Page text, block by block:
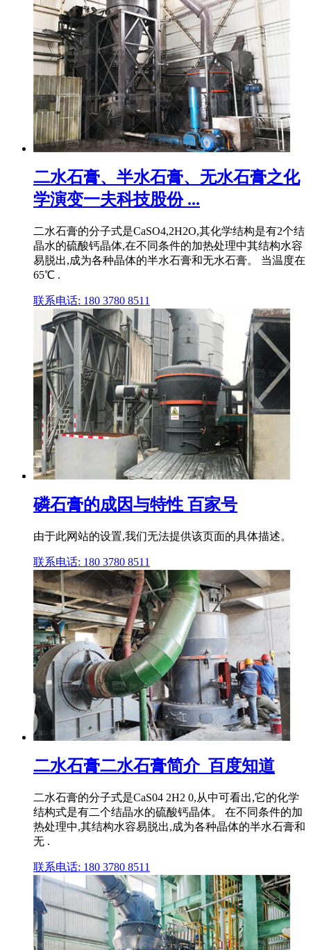
二水石膏、半水石膏、无水石膏之化
学演变一夫科技股份 ...
二水石膏的分子式是CaSO4,2H2O,其化学结构是有2个结
晶水的硫酸钙晶体,在不同条件的加热处理中其结构水容
易脱出,成为各种晶体的半水石膏和无水石膏。 当温度在
65℃ .
联系电话: 180 3780 8511
磷石膏的成因与特性 百家号
由于此网站的设置,我们无法提供该页面的具体描述。
联系电话: 180 3780 8511
二水石膏二水石膏简介_百度知道
二水石膏的分子式是CaS04 2H2 0,从中可看出,它的化学
结构式是有二个结晶水的硫酸钙晶体。 在不同条件的加
热处理中,其结构水容易脱出,成为各种晶体的半水石膏和
无 .
联系电话: 180 3780 8511